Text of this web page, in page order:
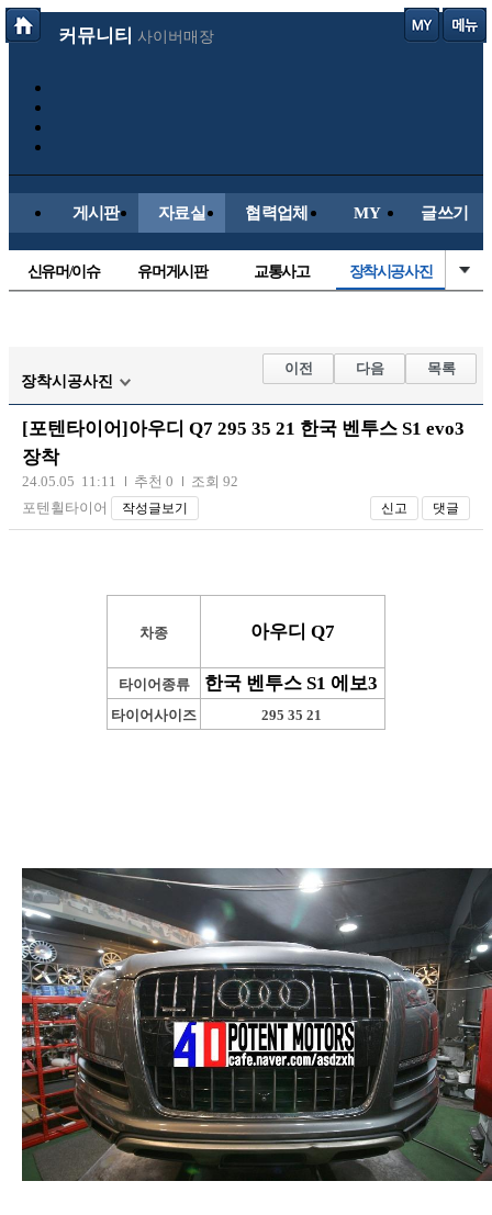
커뮤니티 사이버매장
게시판 자료실 협력업체 MY 글쓰기
신유머/이슈 유머게시판 교통사고 장착시공사진
레이싱모델 자유사진
군사/무기
오토바이
장착시공사진
이전 다음 목록
[포텐타이어]아우디 Q7 295 35 21 한국 벤투스 S1 evo3
장착
24.05.05 11:11 추천 0
조회 92
포텐휠타이어
작성글보기 신고 댓글
차종 아우디 Q7
타이어종류 한국 벤투스 S1 에보3
타이어사이즈 295 35 21